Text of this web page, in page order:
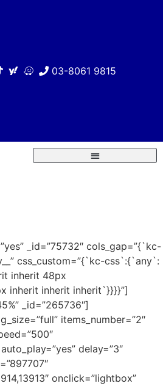
03-8061 9815
_id=”75732″ cols_gap=”{`kc-
css_custom=”{`kc-css`:{`any`:
inherit 48px
inherit inherit inherit`}}}}”]
_id=”265736″]
items_number=”2″
delay=”3″
onclick=”lightbox”